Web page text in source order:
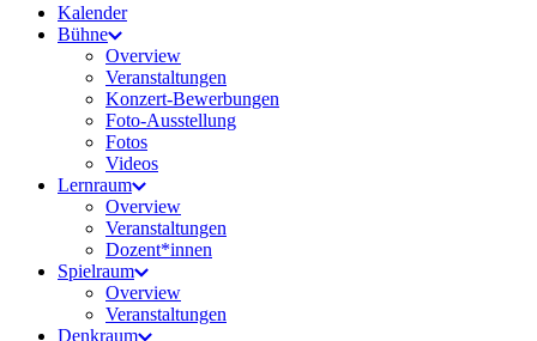
Kalender
Bühne
Overview
Veranstaltungen
Konzert-Bewerbungen
Foto-Ausstellung
Fotos
Videos
Lernraum
Overview
Veranstaltungen
Dozent*innen
Spielraum
Overview
Veranstaltungen
Denkraum